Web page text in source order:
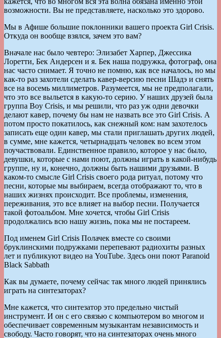
возможности. Вы не представляете, насколько это здорово.
Мы в Афише большие поклонники вашего проекта Girl Crisis.
Откуда он вообще взялся, зачем это вам?
Вначале нас было чевтеро: Элизабет Харпер, Джессика
Лоретти, Бек Андерсен и я. Бек наша подружка, фотограф, она
нас часто снимает. Я точно не помню, как все началось, но мы
как-то раз захотели сделать кавер-версию песни Шадэ и снять
все на восемь миллиметров. Разумеется, мы не предполагали,
что это все выльется в какую-то серию. У наших друзей была
группа Boy Crisis, и мы решили, что раз уж одни девочки
делают кавер, почему бы нам не назвать все это Girl Crisis. А
потом просто покатилось, как снежный ком: нам захотелось
записать еще один кавер, мы стали приглашать других людей,
в сумме, мне кажется, четырнадцать человек во всем этом
поучаствовали. Единственное правило, которое у нас было,
девушки, которые с нами поют, должны играть в какой-нибудь
группе, ну и, конечно, должны быть нашими друзьями. В
каком-то смысле Girl Crisis своего рода ритуал, потому что
песни, которые мы выбираем, всегда отображают то, что в
наших жизнях происходит. Все проблемы, изменения,
переживания, это все влияет на выбор песни. Получается
такой фотоальбом. Мне хочется, чтобы Girl Crisis
продолжались всю нашу жизнь, пока мы не постареем.
Под именем Girl Crisis Полачек вместе со своими
бруклинскими подружками перепевают радиохиты разных
лет и публикуют видео на YouTube. Здесь они поют Paranoid
Black Sabbath
Как вы думаете, почему сейчас так много людей принялись
играть на синтезаторах?
Мне кажется, что синтезатор это предельно чистый
инструмент. И он с его связью с компьютером во многом и
обеспечивает современным музыкантам независимость и
свободу. Часто говорят, что на синтезаторах очень много